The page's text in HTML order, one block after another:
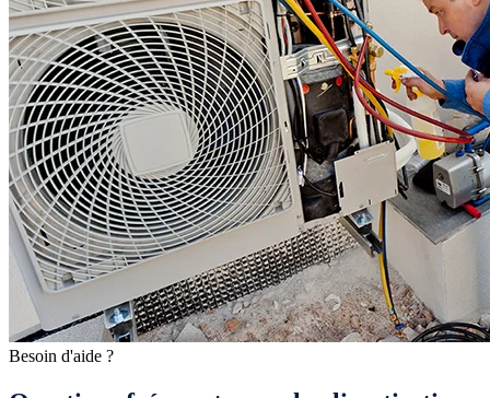
Besoin d'aide ?